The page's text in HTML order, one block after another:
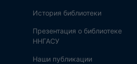
История библиотеки
Презентация о библиотеке
ННГАСУ
Наши публикации